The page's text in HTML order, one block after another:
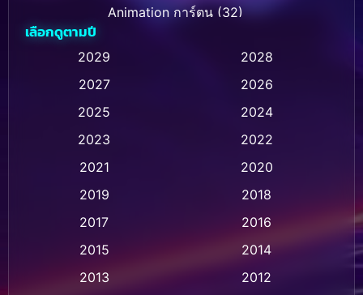
Animation การ์ตูน (32)
Animation การ์ตูน (28)
Animation การ์ตูน (237)
Animation แอนิเมชัน (1)
Animation แอนิเมชั่น (1)
เลือกดูตามปี
2029
2028
2027
2026
2025
2024
2023
2022
2021
2020
2019
2018
2017
2016
2015
2014
2013
2012